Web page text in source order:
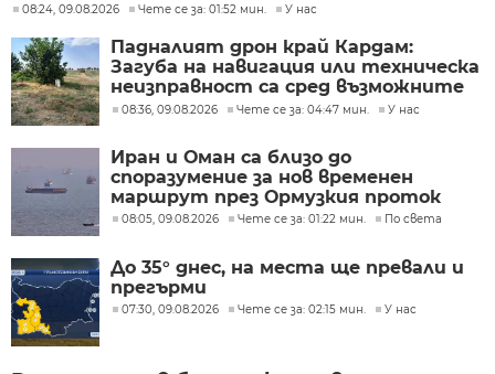
08:24, 09.08.2026 Чете се за: 01:52 мин. У нас
Падналият дрон край Кардам:
Загуба на навигация или техническа
неизправност са сред възможните
причини
08:36, 09.08.2026 Чете се за: 04:47 мин. У нас
Иран и Оман са близо до
споразумение за нов временен
маршрут през Ормузкия проток
08:05, 09.08.2026 Чете се за: 01:22 мин. По света
До 35° днес, на места ще превали и
прегърми
07:30, 09.08.2026 Чете се за: 02:15 мин. У нас